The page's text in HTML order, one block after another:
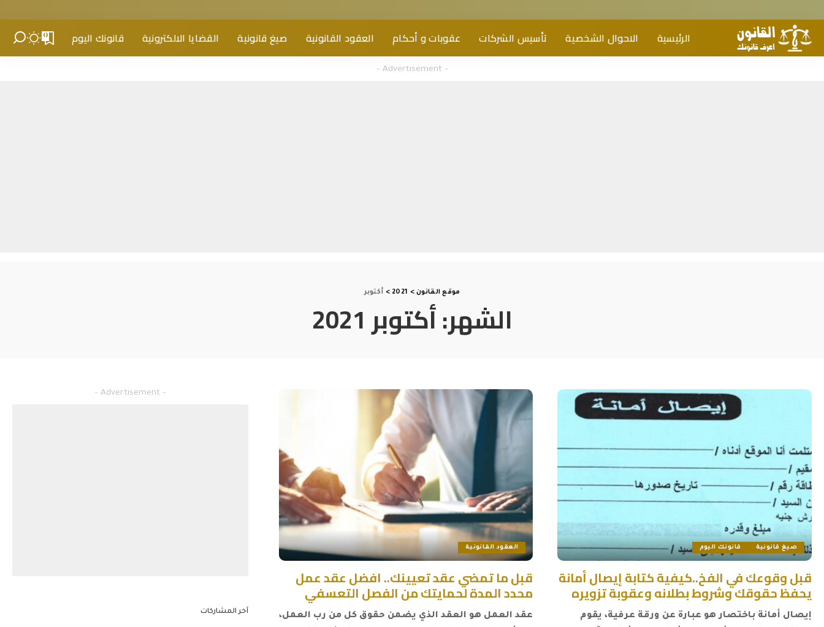
الرئيسية الاحوال الشخصية تأسيس الشركات عقوبات و أحكام العقود القانونية صيغ قانونية القضايا الالكترونية قانونك اليوم 0
– Advertisement –
موقع القانون>
2021
> أكتوبر
الشهر:أكتوبر 2021
صيغ قانونية قانونك اليوم
قبل وقوعك في الفخ..كيفية كتابة إيصال أمانة
يحفظ حقوقك وشروط بطلانه وعقوبة تزويره
إيصال أمانة باختصار هو عبارة عن ورقة عرفية، يقوم
العقود القانونية
قبل ما تمضي عقد تعيينك.. افضل عقد عمل
محدد المدة لحمايتك من الفصل التعسفي
عقد العمل هو العقد الذي يضمن حقوق كل من رب العمل،
– Advertisement –
آخر المشاركات